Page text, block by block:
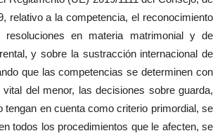
relativo a la competencia, el reconocimiento
en materia matrimonial y de
y sobre la sustracción internacional de
que las competencias se determinen con
del menor, las decisiones sobre guarda,
tengan en cuenta como criterio primordial, se
todos los procedimientos que le afecten, se